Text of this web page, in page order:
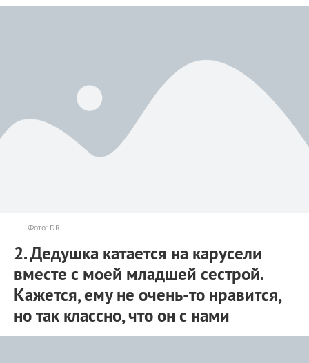
Фото: DR
2. Дедушка катается на карусели
вместе с моей младшей сестрой.
Кажется, ему не очень-то нравится,
но так классно, что он с нами